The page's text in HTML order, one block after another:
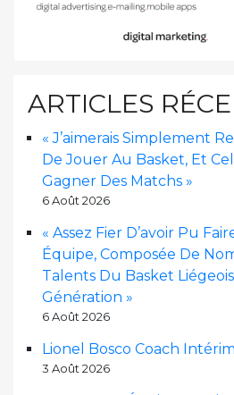
ARTICLES
« J’aimerais Simplement
De Jouer Au Basket, Et
Gagner Des Matchs »
6 Août 2026
« Assez Fier D’avoir Pu
Équipe, Composée De
Talents Du Basket
Génération »
6 Août 2026
Lionel Bosco Coach
3 Août 2026